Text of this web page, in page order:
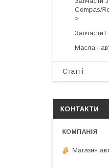
Compas/
>
Запчасти
Масла і
Статті
КОНТАКТИ
Магазин